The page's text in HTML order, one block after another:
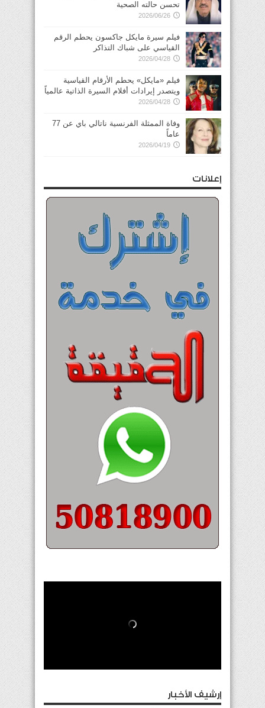
تحسن حالته الصحية
2026/06/26
فيلم سيرة مايكل جاكسون يحطم الرقم
القياسي على شباك التذاكر
2026/04/28
فيلم «مايكل» يحطم الأرقام القياسية
ويتصدر إيرادات أفلام السيرة الذاتية عالمياً
2026/04/28
وفاة الممثلة الفرنسية ناتالي باي عن 77
عاماً
2026/04/19
إعلانات
إرشيف الأخبار